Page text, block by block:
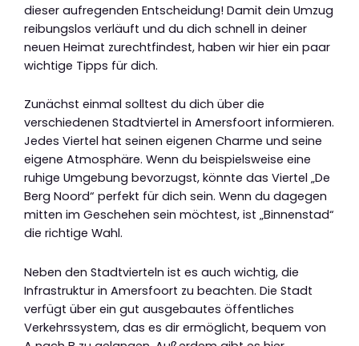
dieser aufregenden Entscheidung! Damit dein Umzug
reibungslos verläuft und du dich schnell in deiner
neuen Heimat zurechtfindest, haben wir hier ein paar
wichtige Tipps für dich.
Zunächst einmal solltest du dich über die
verschiedenen Stadtviertel in Amersfoort informieren.
Jedes Viertel hat seinen eigenen Charme und seine
eigene Atmosphäre. Wenn du beispielsweise eine
ruhige Umgebung bevorzugst, könnte das Viertel „De
Berg Noord“ perfekt für dich sein. Wenn du dagegen
mitten im Geschehen sein möchtest, ist „Binnenstad“
die richtige Wahl.
Neben den Stadtvierteln ist es auch wichtig, die
Infrastruktur in Amersfoort zu beachten. Die Stadt
verfügt über ein gut ausgebautes öffentliches
Verkehrssystem, das es dir ermöglicht, bequem von